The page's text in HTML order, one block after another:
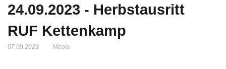
24.09.2023 - Herbstausritt
RUF Kettenkamp
07.09.2023 Nicole